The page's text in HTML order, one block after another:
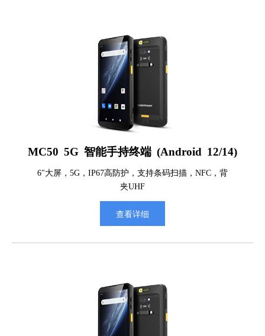
MC50 5G 智能手持终端 (Android 12/14)
6"大屏，5G，IP67高防护，支持条码扫描，NFC，背
夹UHF
查看详细